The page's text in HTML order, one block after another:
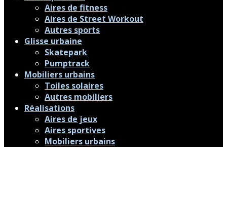
Aires de fitness
Aires de Street Workout
Autres sports
Glisse urbaine
Skatepark
Pumptrack
Mobiliers urbains
Toiles solaires
Autres mobiliers
Réalisations
Aires de jeux
Aires sportives
Mobiliers urbains